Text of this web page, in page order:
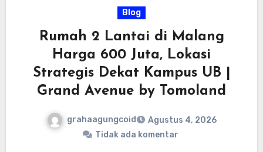
Blog
Rumah 2 Lantai di Malang
Harga 600 Juta, Lokasi
Strategis Dekat Kampus UB |
Grand Avenue by Tomoland
grahaagungcoid
Agustus 4, 2026
Tidak ada komentar